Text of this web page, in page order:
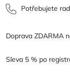
Potřebujete
Doprava ZDARMA
Sleva 5 % po